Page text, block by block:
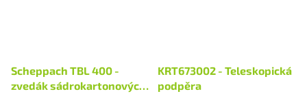
Scheppach TBL 400 -
zvedák sádrokartonových
KRT673002 - Teleskopická
podpěra